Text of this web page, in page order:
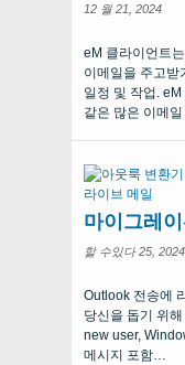
12 월 21, 2024
eM 클라이언트
이메일을 주고받
일정 및 작업.
같은 많은 이메
마이그레
할 수있다 25, 2024
Outlook 전송에
당신을 돕기 위
new user,
메시지 포함…